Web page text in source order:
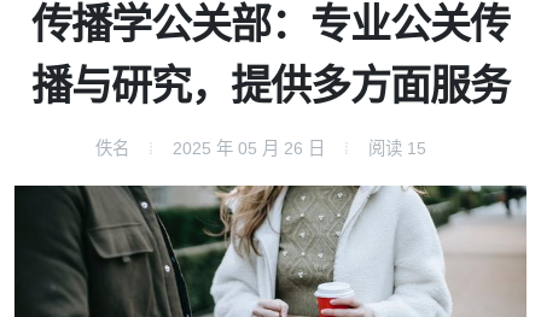
传播学公关部：专业公关传
播与研究，提供多方面服务
佚名 2025 年 05 月 26 日 阅读 15